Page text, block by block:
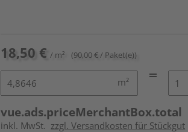
18,50 € / m² (90,00 € / Paket(e))
m²
vue.ads.priceMerchantBox.total
inkl. MwSt. zzgl. Versandkosten für Stückgut